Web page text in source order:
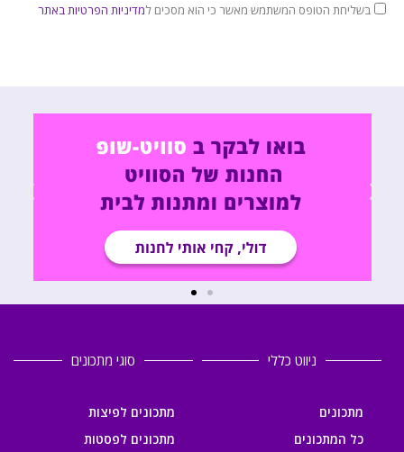
בשליחת הטופס המשתמש מאשר כי הוא מסכים למדיניות הפרטיות באתר
ניווט כללי
מתכונים
כל המתכונים
סוגי מתכונים
מתכונים לפיצות
מתכונים לפסטות